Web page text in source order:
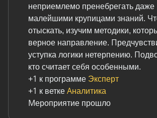
неприемлемо пренебрегать даже
малейшими крупицами знаний.
отыскать, изучим методики,
верное направление.
уступка логики нетерпению.
кто считает себя особенными.
+1 к программе Эксперт
+1 к веткеАналитика
Мероприятие прошло
неприемлемо пренебрегать даже
малейшими крупицами знаний.
отыскать, изучим методики,
верное направление.
уступка логики нетерпению.
кто считает себя особенными.
+1 к программе Эксперт
+1 к веткеАналитика
Мероприятие прошло